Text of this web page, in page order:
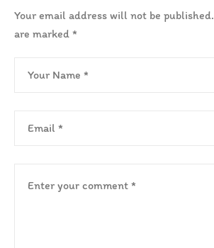
Your email address will not be published.
are marked *